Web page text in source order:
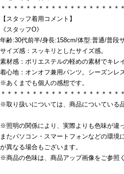
＊＊＊＊＊＊＊＊＊＊＊＊＊＊＊＊＊＊＊
【スタッフ着用コメント】
《スタッフO》
年齢:30代前半/身長:158cm/体型:普通/普段
サイズ感：スッキリとしたサイズ感。
素材感：ポリエステルの軽めの素材でキレ
着心地：オンオフ兼用パンツ。シーズンレ
※あくまでも個人の感想です。
＊＊＊＊＊＊＊＊＊＊＊＊＊＊＊＊＊＊＊
※取り扱いについては、商品についている
※照明の関係により、実際よりも色味が違
またパソコン・スマートフォンなどの環境
が異なる場合もございます。
※商品の色味は、商品アップ画像をご参照